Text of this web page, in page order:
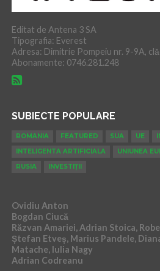
Editat de Antena 3 SA
Tipografia: Everest
Adresa: Dimitrie Pompeiu nr. 9-9A,
Abonamente: 0746.281.248
SUBIECTE POPULARE
ROMANIA FEATURED SUA UE
INTELIGENTA ARTIFICIALA
UNIUNEA
RUSIA
INVESTIȚII
Ovidiu Anton
Bogdan Ciucă
Răzvan Amariei, Adrian Stoica,
Ștefan Etveș, Marius Pandele,
Matache, Iulia Nagy
Adrian Codreanu